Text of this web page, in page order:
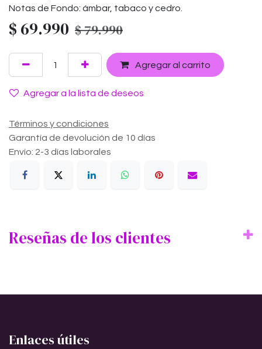
Notas de Fondo: ámbar, tabaco y cedro.
$ 69.990 $79.990
Agregar al carrito
Agregar a la lista de deseos
Términos y condiciones
Garantía de devolución de 10 días
Envío: 2-3 días laborales
Reseñas de los clientes
Enlaces útiles